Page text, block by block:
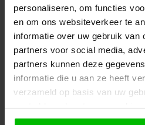
personaliseren, om functies
en om ons websiteverkeer te
informatie over uw gebruik van
partners voor social media,
partners kunnen deze
informatie die u aan ze heeft
verzameld op basis van uw
gebruiken.
Afhalen en
producten
1.Voeg alle
winkelwagen.
2.Ga naar de “Mijn
3. Rond de
opmerkingen veld